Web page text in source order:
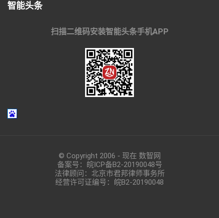
智能头条
扫描二维码安装智能头条手机APP
© Copyright 2006 - 现在 数智网
备案号： 皖ICP备B2-20190048号
法律顾问：北京市君邦律师事务所
经营许可证编号：皖B2-20190048